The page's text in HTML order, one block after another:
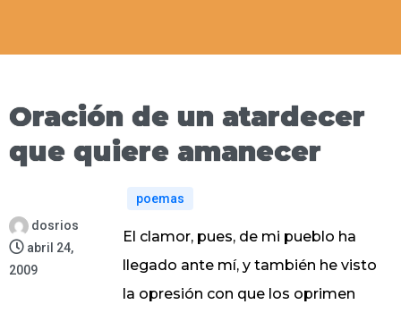
Oración de un atardecer
que quiere amanecer
dosrios
abril 24,
2009
poemas
El clamor, pues, de mi pueblo ha
llegado ante mí, y también he visto
la opresión con que los oprimen